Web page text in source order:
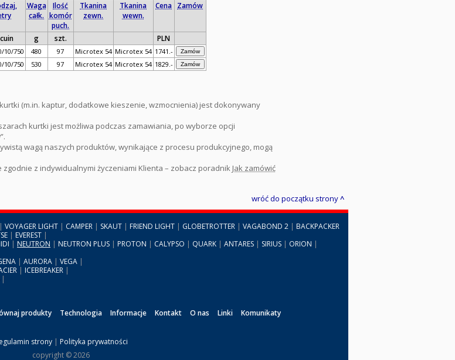
Waga
całk.
Ilość
komór
puch.
Tkanina
zewn.
Tkanina
wewn.
Cena Zamów
g szt. PLN
10/750 480 97 Microtex 54 Microtex 54 1741.-
10/750 530 97 Microtex 54 Microtex 54 1829.-
(m.in. kaptur, dodatkowe kieszenie, wzmocnienia) jest dokonywany
kurtki jest możliwa podczas zamawiania, po wyborze opcji
wagą naszych produktów, wynikające z procesu produkcyjnego, mogą
z indywidualnymi życzeniami Klienta – zobacz poradnik Jak zamówić
wróć do początku strony^
| VOYAGER LIGHT | CAMPER | SKAUT | FRIEND LIGHT | GLOBETROTTER | VAGABOND 2 | BACKPACKER
| EVEREST |
| NEUTRON | NEUTRON PLUS | PROTON | CALYPSO | QUARK | ANTARES | SIRIUS | ORION |
| AURORA | VEGA |
| ICEBREAKER |
|
produkty Technologia Informacje Kontakt O nas Linki Komunikaty
strony| Polityka prywatności
copyright © 2026